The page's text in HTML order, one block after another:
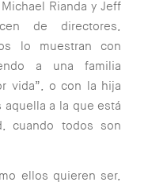
Rianda y Jeff
de directores,
lo muestran con
a una familia
vida”, o con la hija
a la que está
cuando todos son
ellos quieren ser,